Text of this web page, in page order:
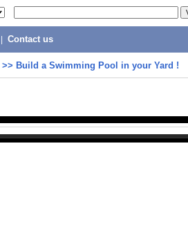
Contact us
>> Build a Swimming Pool in your Yard !